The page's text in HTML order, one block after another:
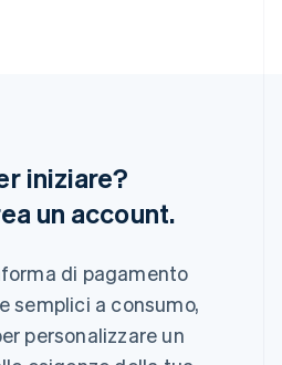
iniziare?
un account.
di pagamento
semplici a consumo,
personalizzare un